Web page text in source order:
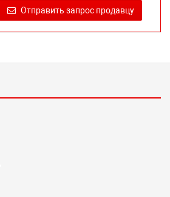
покупателю необходимую и
о товаре, предлагаемом к
Отправить запрос продавцу